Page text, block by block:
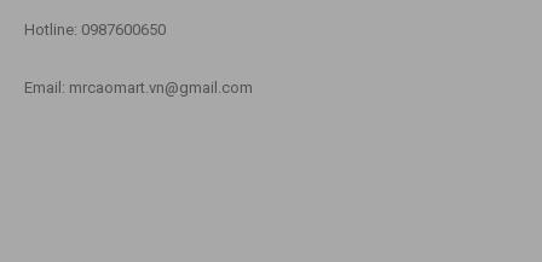
Hotline: 0987600650
Email: mrcaomart.vn@gmail.com